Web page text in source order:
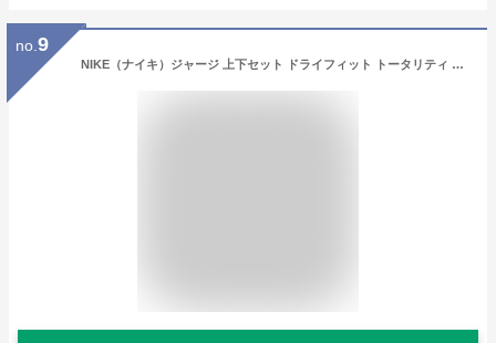
no. 9
NIKE（ナイキ）ジャージ 上下セット ドライフィット トータリティ ニット ジャケット パンツ（FV8963/FB7508）（スポーツウェア/シンプル/トレーニング/カジュアル/ランニング/フィットネス/上下組/セットアップ/吸汗速乾/ドライ/男性用/メンズ）